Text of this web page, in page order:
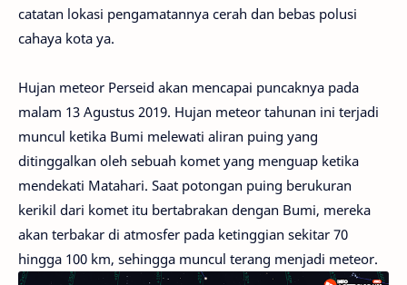
catatan lokasi pengamatannya cerah dan bebas polusi
cahaya kota ya.
Hujan meteor Perseid akan mencapai puncaknya pada
malam 13 Agustus 2019. Hujan meteor tahunan ini terjadi
muncul ketika Bumi melewati aliran puing yang
ditinggalkan oleh sebuah komet yang menguap ketika
mendekati Matahari. Saat potongan puing berukuran
kerikil dari komet itu bertabrakan dengan Bumi, mereka
akan terbakar di atmosfer pada ketinggian sekitar 70
hingga 100 km, sehingga muncul terang menjadi meteor.